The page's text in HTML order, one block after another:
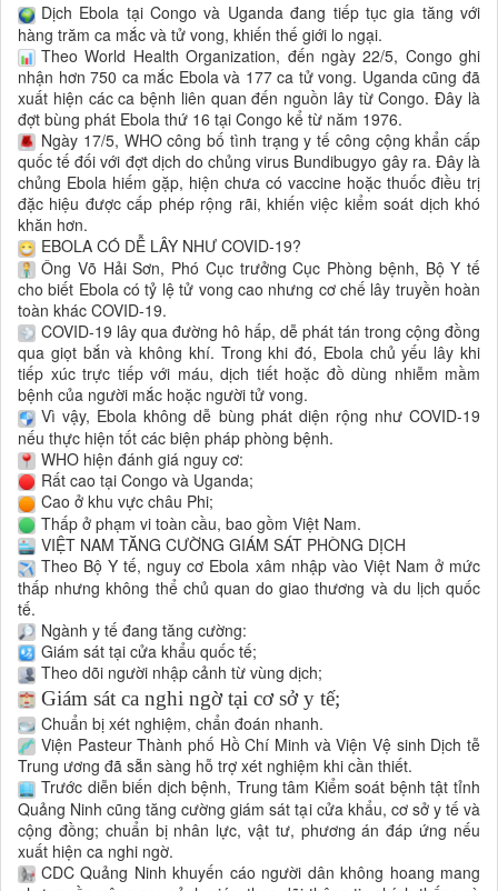
Dịch Ebola tại Congo và Uganda đang tiếp tục gia tăng với
hàng trăm ca mắc và tử vong, khiến thế giới lo ngại.
Theo World Health Organization, đến ngày 22/5, Congo ghi
nhận hơn 750 ca mắc Ebola và 177 ca tử vong. Uganda cũng đã
xuất hiện các ca bệnh liên quan đến nguồn lây từ Congo. Đây là
đợt bùng phát Ebola thứ 16 tại Congo kể từ năm 1976.
Ngày 17/5, WHO công bố tình trạng y tế công cộng khẩn cấp
quốc tế đối với đợt dịch do chủng virus Bundibugyo gây ra. Đây là
chủng Ebola hiếm gặp, hiện chưa có vaccine hoặc thuốc điều trị
đặc hiệu được cấp phép rộng rãi, khiến việc kiểm soát dịch khó
khăn hơn.
EBOLA CÓ DỄ LÂY NHƯ COVID-19?
Ông Võ Hải Sơn, Phó Cục trưởng Cục Phòng bệnh, Bộ Y tế
cho biết Ebola có tỷ lệ tử vong cao nhưng cơ chế lây truyền hoàn
toàn khác COVID-19.
COVID-19 lây qua đường hô hấp, dễ phát tán trong cộng đồng
qua giọt bắn và không khí. Trong khi đó, Ebola chủ yếu lây khi
tiếp xúc trực tiếp với máu, dịch tiết hoặc đồ dùng nhiễm mầm
bệnh của người mắc hoặc người tử vong.
Vì vậy, Ebola không dễ bùng phát diện rộng như COVID-19
nếu thực hiện tốt các biện pháp phòng bệnh.
WHO hiện đánh giá nguy cơ:
Rất cao tại Congo và Uganda;
Cao ở khu vực châu Phi;
Thấp ở phạm vi toàn cầu, bao gồm Việt Nam.
VIỆT NAM TĂNG CƯỜNG GIÁM SÁT PHÒNG DỊCH
Theo Bộ Y tế, nguy cơ Ebola xâm nhập vào Việt Nam ở mức
thấp nhưng không thể chủ quan do giao thương và du lịch quốc
tế.
Ngành y tế đang tăng cường:
Giám sát tại cửa khẩu quốc tế;
Theo dõi người nhập cảnh từ vùng dịch;
Giám sát ca nghi ngờ tại cơ sở y tế;
Chuẩn bị xét nghiệm, chẩn đoán nhanh.
Viện Pasteur Thành phố Hồ Chí Minh và Viện Vệ sinh Dịch tễ
Trung ương đã sẵn sàng hỗ trợ xét nghiệm khi cần thiết.
Trước diễn biến dịch bệnh, Trung tâm Kiểm soát bệnh tật tỉnh
Quảng Ninh cũng tăng cường giám sát tại cửa khẩu, cơ sở y tế và
cộng đồng; chuẩn bị nhân lực, vật tư, phương án đáp ứng nếu
xuất hiện ca nghi ngờ.
CDC Quảng Ninh khuyến cáo người dân không hoang mang